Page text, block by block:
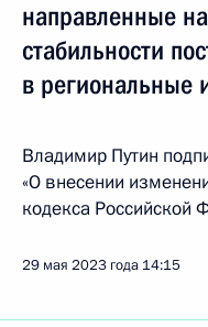
направленные
стабильности
в региональные
Владимир Путин
«О внесении
кодекса Российской
29 мая 2023 года 14:15